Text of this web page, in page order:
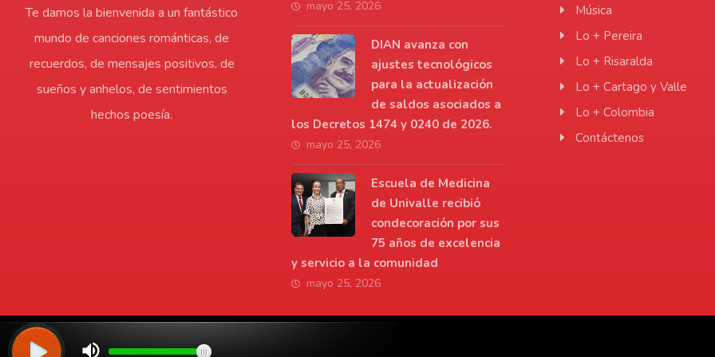
Te damos la bienvenida a un fantástico
mundo de canciones románticas, de
recuerdos, de mensajes positivos, de
sueños y anhelos, de sentimientos
hechos poesía.
mayo 25, 2026
DIAN avanza con
ajustes tecnológicos
para la actualización
de saldos asociados a
los Decretos 1474 y 0240 de 2026.
mayo 25, 2026
Escuela de Medicina
de Univalle recibió
condecoración por sus
75 años de excelencia
y servicio a la comunidad
mayo 25, 2026
Música
Lo + Pereira
Lo + Risaralda
Lo + Cartago y Valle
Lo + Colombia
Contáctenos